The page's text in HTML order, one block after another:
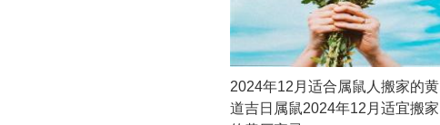
2024年12月适合属鼠人搬家的黄
道吉日属鼠2024年12月适宜搬家